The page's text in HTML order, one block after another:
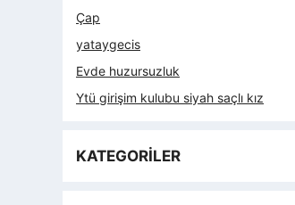
Çap
yataygecis
Evde huzursuzluk
Ytü girişim kulubu siyah saçlı kız
KATEGORİLER